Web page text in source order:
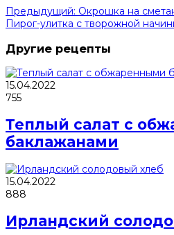
Предыдущий: Окрошка на
Пирог-улитка с творожной
Другие рецепты
15.04.2022
755
Теплый салат с
баклажанами
15.04.2022
888
Ирландский